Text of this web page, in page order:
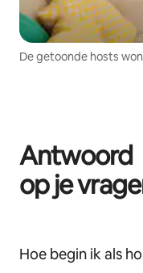
De getoonde hosts
Antwoord
op je
Hoe begin ik als